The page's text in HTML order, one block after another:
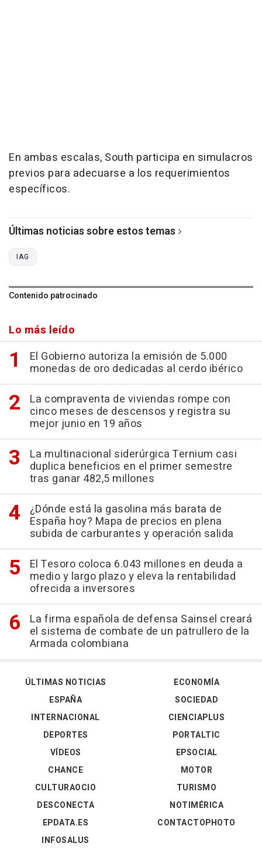
En ambas escalas, South participa en simulacros
previos para adecuarse a los requerimientos
específicos.
Últimas noticias sobre estos temas
IAG
Contenido patrocinado
Lo más leído
El Gobierno autoriza la emisión de 5.000
monedas de oro dedicadas al cerdo ibérico
La compraventa de viviendas rompe con
cinco meses de descensos y registra su
mejor junio en 19 años
La multinacional siderúrgica Ternium casi
duplica beneficios en el primer semestre
tras ganar 482,5 millones
¿Dónde está la gasolina más barata de
España hoy? Mapa de precios en plena
subida de carburantes y operación salida
El Tesoro coloca 6.043 millones en deuda a
medio y largo plazo y eleva la rentabilidad
ofrecida a inversores
La firma española de defensa Sainsel creará
el sistema de combate de un patrullero de la
Armada colombiana
ÚLTIMAS NOTICIAS
ESPAÑA
INTERNACIONAL
DEPORTES
VÍDEOS
ECONOMÍA
SOCIEDAD
CIENCIAPLUS
PORTALTIC
EPSOCIAL
CHANCE
CULTURAOCIO
DESCONECTA
EPDATA.ES
INFOSALUS
MOTOR
TURISMO
NOTIMÉRICA
CONTACTOPHOTO